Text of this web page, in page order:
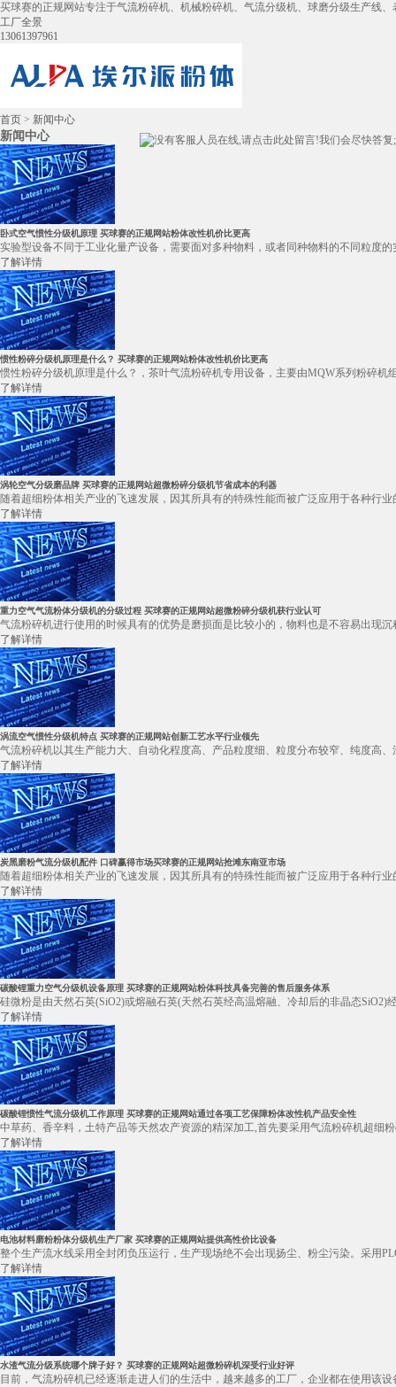
买球赛的正规网站专注于气流粉碎机、机械粉碎机、气流分级机、球磨分级生产线
工厂全景
13061397961
首页 > 新闻中心
新闻中心
卧式空气惯性分级机原理 买球赛的正规网站粉体改性机价比更高
实验型设备不同于工业化量产设备，需要面对多种物料，或者同种物料的不同粒度
了解详情
惯性粉碎分级机原理是什么？ 买球赛的正规网站粉体改性机价比更高
惯性粉碎分级机原理是什么？，茶叶气流粉碎机专用设备，主要由MQW系列粉碎
了解详情
涡轮空气分级磨品牌 买球赛的正规网站超微粉碎分级机节省成本的利器
随着超细粉体相关产业的飞速发展，因其所具有的特殊性能而被广泛应用于各种行
了解详情
重力空气气流粉体分级机的分级过程 买球赛的正规网站超微粉碎分级机获行业认可
气流粉碎机进行使用的时候具有的优势是磨损面是比较小的，物料也是不容易出现
了解详情
涡流空气惯性分级机特点 买球赛的正规网站创新工艺水平行业领先
气流粉碎机以其生产能力大、自动化程度高、产品粒度细、粒度分布较窄、纯度高
了解详情
炭黑磨粉气流分级机配件 口碑赢得市场买球赛的正规网站抢滩东南亚市场
随着超细粉体相关产业的飞速发展，因其所具有的特殊性能而被广泛应用于各种行
了解详情
碳酸锂重力空气分级机设备原理 买球赛的正规网站粉体科技具备完善的售后服务体系
硅微粉是由天然石英(SiO2)或熔融石英(天然石英经高温熔融、冷却后的非晶态
了解详情
碳酸锂惯性气流分级机工作原理 买球赛的正规网站通过各项工艺保障粉体改性机产品安全性
中草药、香辛料，土特产品等天然农产资源的精深加工,首先要采用气流粉碎机超细
了解详情
电池材料磨粉粉体分级机生产厂家 买球赛的正规网站提供高性价比设备
整个生产流水线采用全封闭负压运行，生产现场绝不会出现扬尘、粉尘污染。采用
了解详情
水渣气流分级系统哪个牌子好？ 买球赛的正规网站超微粉碎机深受行业好评
目前，气流粉碎机已经逐渐走进人们的生活中，越来越多的工厂，企业都在使用该